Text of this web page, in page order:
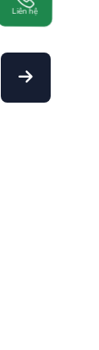
Liên hệ